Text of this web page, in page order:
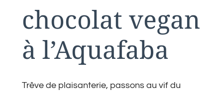
chocolat vegan
à l’Aquafaba
Trêve de plaisanterie, passons au vif du